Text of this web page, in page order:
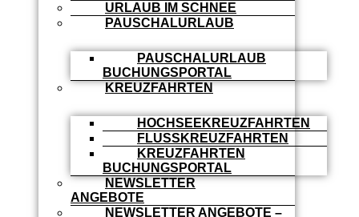
URLAUB IM SCHNEE
PAUSCHALURLAUB
PAUSCHALURLAUB
BUCHUNGSPORTAL
KREUZFAHRTEN
HOCHSEEKREUZFAHRTEN
FLUSSKREUZFAHRTEN
KREUZFAHRTEN
BUCHUNGSPORTAL
NEWSLETTER
ANGEBOTE
NEWSLETTER ANGEBOTE –